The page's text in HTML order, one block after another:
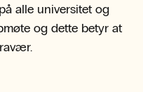
alle universitet og
og dette betyr at